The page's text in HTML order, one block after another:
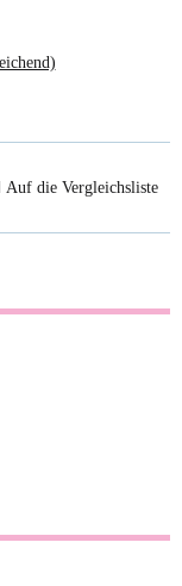
Auf die Vergleichsliste